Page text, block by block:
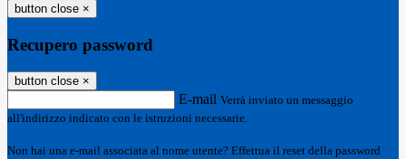
button close ×
Recupero password
button close ×
E-mail Verrà inviato un messaggio
all'indirizzo indicato con le istruzioni necessarie.
Non hai una e-mail associata al nome utente? Effettua il reset della password